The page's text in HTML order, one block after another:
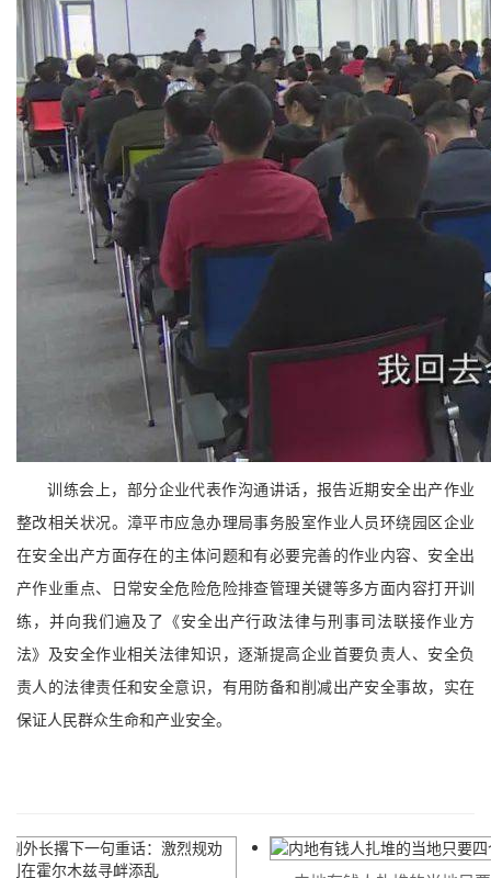
训练会上，部分企业代表作沟通讲话，报告近期安全出产作业
整改相关状况。漳平市应急办理局事务股室作业人员环绕园区企业
在安全出产方面存在的主体问题和有必要完善的作业内容、安全出
产作业重点、日常安全危险危险排查管理关键等多方面内容打开训
练，并向我们遍及了《安全出产行政法律与刑事司法联接作业方
法》及安全作业相关法律知识，逐渐提高企业首要负责人、安全负
责人的法律责任和安全意识，有用防备和削减出产安全事故，实在
保证人民群众生命和产业安全。